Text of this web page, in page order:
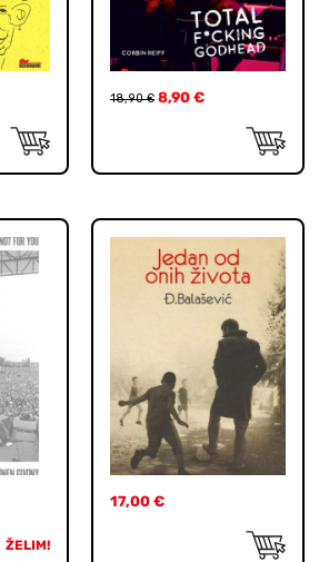
18,90€ 8,90 €
ŽELIM!
17,00 €